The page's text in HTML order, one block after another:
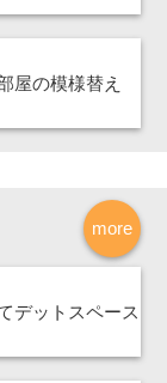
屋の模様替え
more
デットスペース